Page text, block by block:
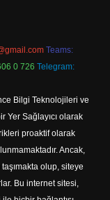
Teams:
0 726 Telegram:
Bilgi Teknolojileri ve
Yer Sağlayıcı olarak
proaktif olarak
Ancak,
olup, siteye
Bu internet sitesi,